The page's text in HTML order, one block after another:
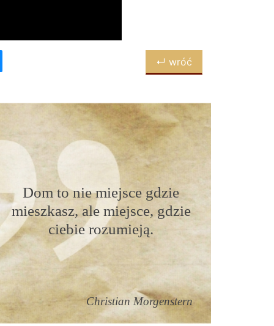
↵ wróć
Dom to nie miejsce gdzie
mieszkasz, ale miejsce, gdzie
ciebie rozumieją.
Christian Morgenstern